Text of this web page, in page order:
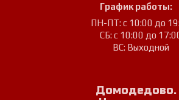
График работы:
ПН-ПТ: с 10:00 до
СБ: с 10:00 до
ВС: Выходной
Домодедово.